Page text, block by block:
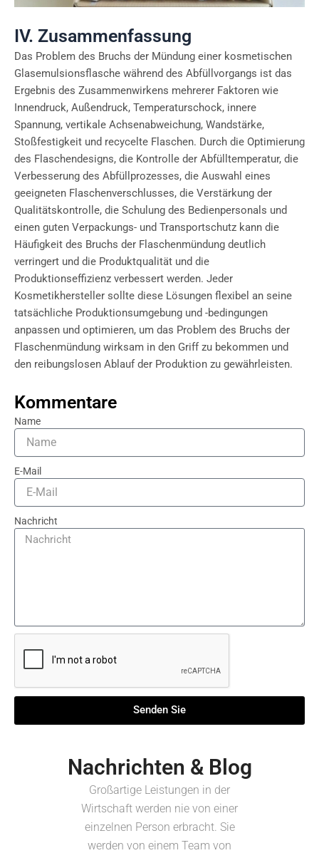
IV. Zusammenfassung
Das Problem des Bruchs der Mündung einer kosmetischen
Glasemulsionsflasche während des Abfüllvorgangs ist das
Ergebnis des Zusammenwirkens mehrerer Faktoren wie
Innendruck, Außendruck, Temperaturschock, innere
Spannung, vertikale Achsenabweichung, Wandstärke,
Stoßfestigkeit und recycelte Flaschen. Durch die Optimierung
des Flaschendesigns, die Kontrolle der Abfülltemperatur, die
Verbesserung des Abfüllprozesses, die Auswahl eines
geeigneten Flaschenverschlusses, die Verstärkung der
Qualitätskontrolle, die Schulung des Bedienpersonals und
einen guten Verpackungs- und Transportschutz kann die
Häufigkeit des Bruchs der Flaschenmündung deutlich
verringert und die Produktqualität und die
Produktionseffizienz verbessert werden. Jeder
Kosmetikhersteller sollte diese Lösungen flexibel an seine
tatsächliche Produktionsumgebung und -bedingungen
anpassen und optimieren, um das Problem des Bruchs der
Flaschenmündung wirksam in den Griff zu bekommen und
den reibungslosen Ablauf der Produktion zu gewährleisten.
Kommentare
Name
E-Mail
Nachricht
Senden Sie
Nachrichten & Blog
Großartige Leistungen in der
Wirtschaft werden nie von einer
einzelnen Person erbracht. Sie
werden von einem Team von